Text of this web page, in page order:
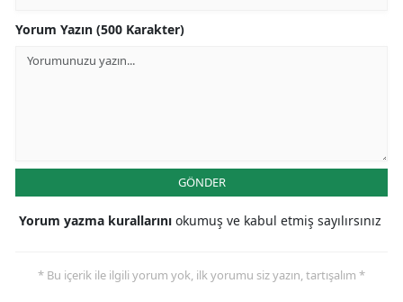
Yorum Yazın (500 Karakter)
GÖNDER
Yorum yazma kurallarını okumuş ve kabul etmiş sayılırsınız
* Bu içerik ile ilgili yorum yok, ilk yorumu siz yazın, tartışalım *